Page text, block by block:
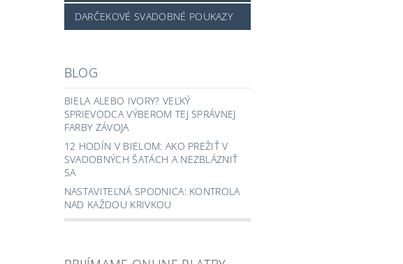
DARČEKOVÉ SVADOBNÉ POUKAZY
BLOG
BIELA ALEBO IVORY? VEĽKÝ
SPRIEVODCA VÝBEROM TEJ SPRÁVNEJ
FARBY ZÁVOJA
12 HODÍN V BIELOM: AKO PREŽIŤ V
SVADOBNÝCH ŠATÁCH A NEZBLÁZNIŤ
SA
NASTAVITEĽNÁ SPODNICA: KONTROLA
NAD KAŽDOU KRIVKOU